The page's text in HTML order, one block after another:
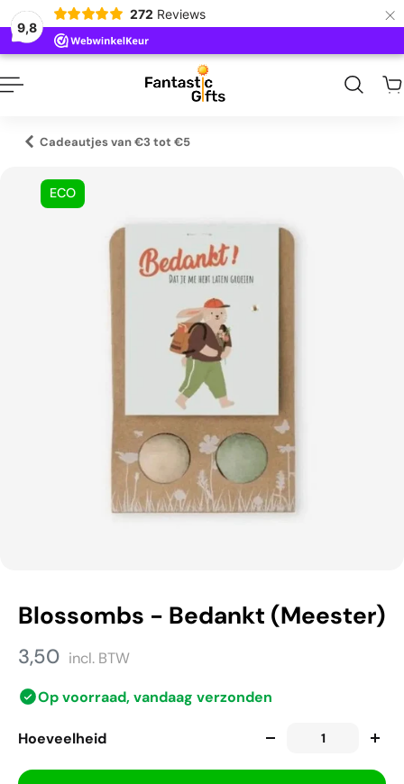
9,8
272 Reviews ×
inhoud
Cadeautjes van €3 tot €5
ECO
Blossombs - Bedankt (Meester)
3,50 incl. BTW
Op voorraad, vandaag verzonden
Hoeveelheid